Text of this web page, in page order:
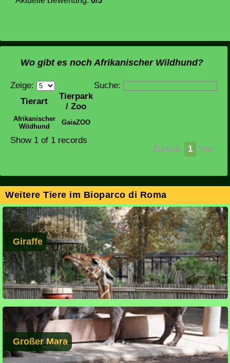
Wo gibt es noch Afrikanischer Wildhund?
Suche:
Zeige:
Tierart
Tierpark
/ Zoo
Afrikanischer
Wildhund
GaiaZOO
Zurück 1 Vor
Show 1 of 1 records
Weitere Tiere im Bioparco di Roma
Giraffe
Großer Mara